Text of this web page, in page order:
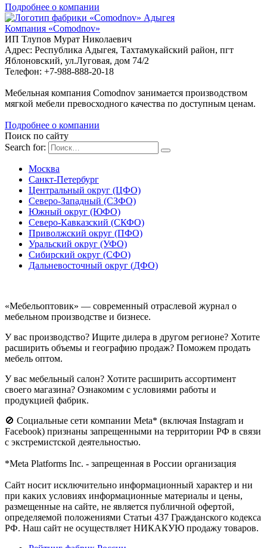
Подробнее о компании
Адыгея
Компания «Comodnov»
ИП Тлупов Мурат Николаевич
Адрес: Республика Адыгея, Тахтамукайский район, пгт
Яблоновский, ул.Луговая, дом 74/2
Телефон: +7-988-888-20-18
Мебельная компания Comodnov занимается производством
мягкой мебели превосходного качества по доступным ценам.
Подробнее о компании
Поиск по сайту
Search for:
Москва
Санкт-Петербург
Центральный округ (ЦФО)
Северо-Западный (СЗФО)
Южный округ (ЮФО)
Северо-Кавказский (СКФО)
Приволжский округ (ПФО)
Уральский округ (УФО)
Сибирский округ (СФО)
Дальневосточный округ (ДФО)
«Мебельоптовик» — современный отраслевой журнал о
мебельном производстве и бизнесе.
У вас производство? Ищите дилера в другом регионе? Хотите
расширить объемы и географию продаж? Поможем продать
мебель оптом.
У вас мебельный салон? Хотите расширить ассортимент
своего магазина? Ознакомим с условиями работы и
продукцией фабрик.
🚫 Социальные сети компании Meta* (включая Instagram и
Facebook) признаны запрещенными на территории РФ в связи
с экстремистской деятельностью.
*Meta Platforms Inc. - запрещенная в России организация
Cайт носит исключительно информационный характер и ни
при каких условиях информационные материалы и цены,
размещенные на сайте, не является публичной офертой,
определяемой положениями Статьи 437 Гражданского кодекса
РФ. Наш сайт не осуществляет НИКАКУЮ продажу товаров.